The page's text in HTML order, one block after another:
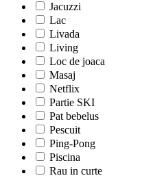
Jacuzzi
Lac
Livada
Living
Loc de joaca
Masaj
Netflix
Partie SKI
Pat bebelus
Pescuit
Ping-Pong
Piscina
Rau in curte